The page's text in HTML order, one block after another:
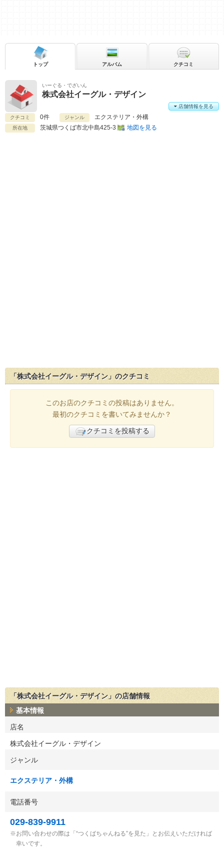
いーぐる・でざいん
株式会社イーグル・デザイン
クチコミ 0件 ジャンル エクステリア・外構
所在地 茨城県つくば市北中島425-3 地図を見る
店舗情報を見る
トップ アルバム クチコミ
「株式会社イーグル・デザイン」のクチコミ
このお店のクチコミの投稿はありません。
最初のクチコミを書いてみませんか？
クチコミを投稿する
「株式会社イーグル・デザイン」の店舗情報
基本情報
店名
株式会社イーグル・デザイン
ジャンル
エクステリア・外構
電話番号
029-839-9911
お問い合わせの際は「“つくばちゃんねる”を見た」とお伝えいただければ
幸いです。